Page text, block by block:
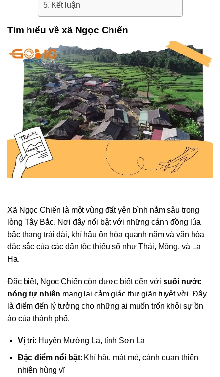
Kết luận
Tìm hiểu về xã Ngọc Chiến
Xã Ngọc Chiến là một vùng đất yên bình nằm sâu trong
lòng Tây Bắc. Nơi đây nổi bật với những cánh đồng lúa
bậc thang trải dài, khí hậu ôn hòa quanh năm và văn hóa
đặc sắc của các dân tộc thiểu số như Thái, Mông, và La
Ha.
Đặc biệt, Ngọc Chiến còn được biết đến với suối nước
nóng tự nhiên mang lại cảm giác thư giãn tuyệt vời. Đây
là điểm đến lý tưởng cho những ai muốn trốn khỏi sự ồn
ào của thành phố.
Vị trí: Huyện Mường La, tỉnh Sơn La
Đặc điểm nổi bật: Khí hậu mát mẻ, cảnh quan thiên
nhiên hùng vĩ